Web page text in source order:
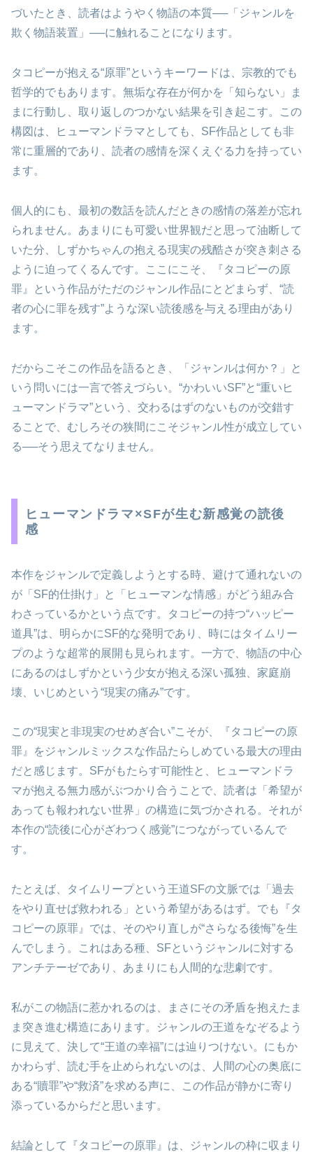
づいたとき、読者はようやく物語の本質──「ジャンルを
欺く物語装置」──に触れることになります。
タコピーが抱える“原罪”というキーワードは、宗教的でも
哲学的でもあります。無垢な存在が何かを「知らない」ま
まに行動し、取り返しのつかない結果を引き起こす。この
構図は、ヒューマンドラマとしても、SF作品としても非
常に重層的であり、読者の感情を深くえぐる力を持ってい
ます。
個人的にも、最初の数話を読んだときの感情の落差が忘れ
られません。あまりにも可愛い世界観だと思って油断して
いた分、しずかちゃんの抱える現実の残酷さが突き刺さる
ように迫ってくるんです。ここにこそ、『タコピーの原
罪』という作品がただのジャンル作品にとどまらず、“読
者の心に罪を残す”ような深い読後感を与える理由があり
ます。
だからこそこの作品を語るとき、「ジャンルは何か？」と
いう問いには一言で答えづらい。“かわいいSF”と“重いヒ
ューマンドラマ”という、交わるはずのないものが交錯す
ることで、むしろその狭間にこそジャンル性が成立してい
る──そう思えてなりません。
ヒューマンドラマ×SFが生む新感覚の読後
感
本作をジャンルで定義しようとする時、避けて通れないの
が「SF的仕掛け」と「ヒューマンな情感」がどう組み合
わさっているかという点です。タコピーの持つ“ハッピー
道具”は、明らかにSF的な発明であり、時にはタイムリー
プのような超常的展開も見られます。一方で、物語の中心
にあるのはしずかという少女が抱える深い孤独、家庭崩
壊、いじめという“現実の痛み”です。
この“現実と非現実のせめぎ合い”こそが、『タコピーの原
罪』をジャンルミックスな作品たらしめている最大の理由
だと感じます。SFがもたらす可能性と、ヒューマンドラ
マが抱える無力感がぶつかり合うことで、読者は「希望が
あっても報われない世界」の構造に気づかされる。それが
本作の“読後に心がざわつく感覚”につながっているんで
す。
たとえば、タイムリープという王道SFの文脈では「過去
をやり直せば救われる」という希望があるはず。でも『タ
コピーの原罪』では、そのやり直しが“さらなる後悔”を生
んでしまう。これはある種、SFというジャンルに対する
アンチテーゼであり、あまりにも人間的な悲劇です。
私がこの物語に惹かれるのは、まさにその矛盾を抱えたま
ま突き進む構造にあります。ジャンルの王道をなぞるよう
に見えて、決して“王道の幸福”には辿りつけない。にもか
かわらず、読む手を止められないのは、人間の心の奥底に
ある“贖罪”や“救済”を求める声に、この作品が静かに寄り
添っているからだと思います。
結論として『タコピーの原罪』は、ジャンルの枠に収まり